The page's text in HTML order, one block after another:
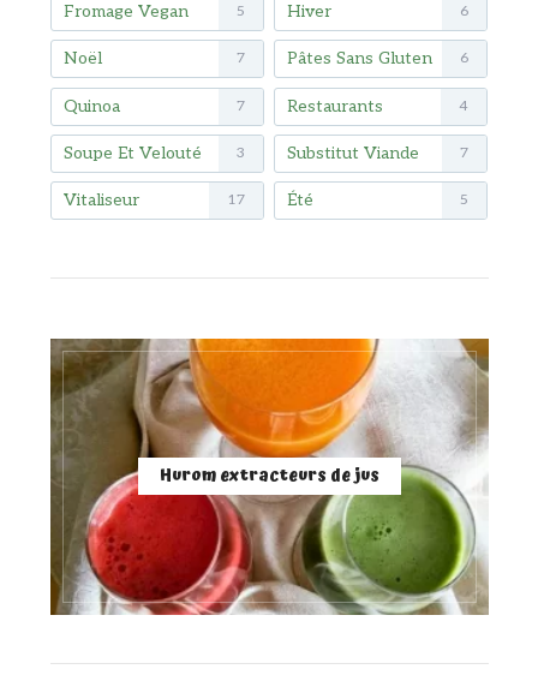
Fromage Vegan 5 Hiver 6
Noël 7 Pâtes Sans Gluten 6
Quinoa 7 Restaurants 4
Soupe Et Velouté 3 Substitut Viande 7
Vitaliseur 17 Été 5
Hurom extracteurs de jus